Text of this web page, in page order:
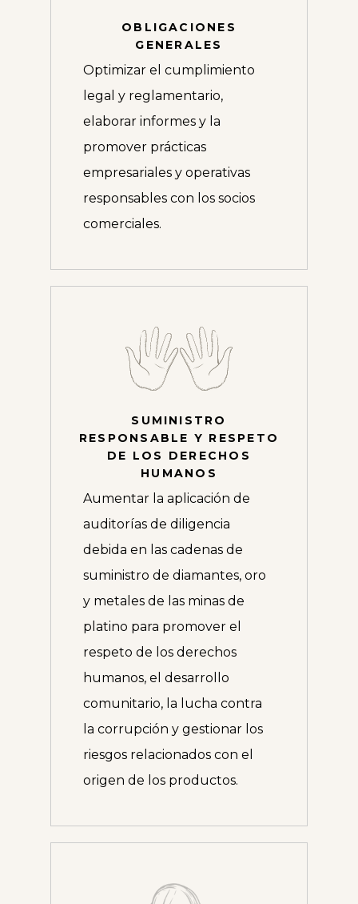
OBLIGACIONES
GENERALES
Optimizar el cumplimiento
legal y reglamentario,
elaborar informes y la
promover prácticas
empresariales y operativas
responsables con los socios
comerciales.
SUMINISTRO
RESPONSABLE Y RESPETO
DE LOS DERECHOS
HUMANOS
Aumentar la aplicación de
auditorías de diligencia
debida en las cadenas de
suministro de diamantes, oro
y metales de las minas de
platino para promover el
respeto de los derechos
humanos, el desarrollo
comunitario, la lucha contra
la corrupción y gestionar los
riesgos relacionados con el
origen de los productos.